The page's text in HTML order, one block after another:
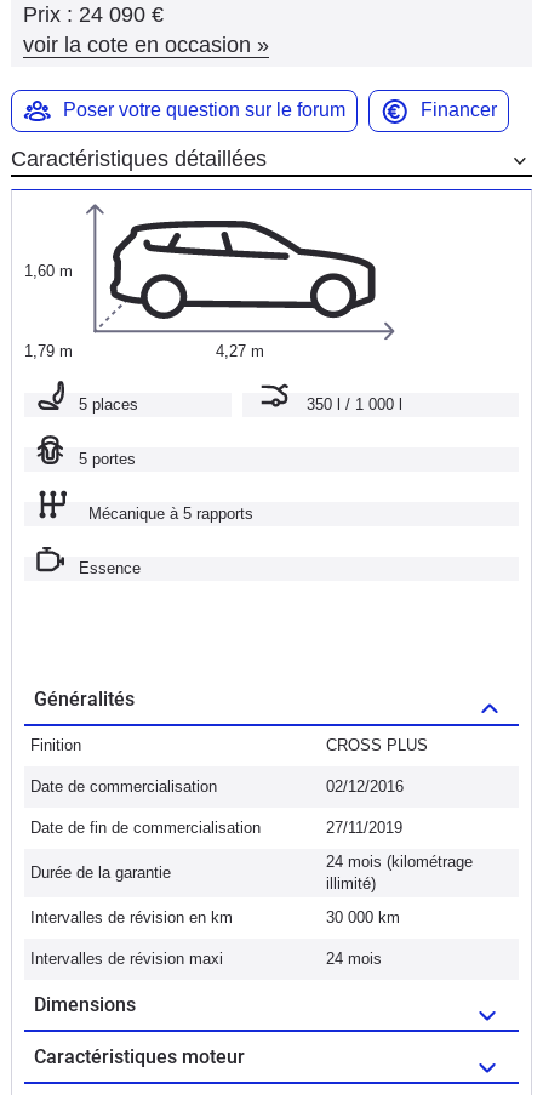
Moto
Marques
Prix : 24 090 €
voir la cote en occasion »
Poser votre question sur le forum Financer
Caractéristiques détaillées
1,60 m
1,79 m 4,27 m
5 places 350 l / 1 000 l
5 portes
Mécanique à 5 rapports
Essence
Généralités
Finition CROSS PLUS
Date de commercialisation 02/12/2016
Date de fin de commercialisation 27/11/2019
Durée de la garantie
24 mois (kilométrage
illimité)
Intervalles de révision en km
30 000 km
Intervalles de révision maxi 24 mois
Dimensions
Caractéristiques moteur